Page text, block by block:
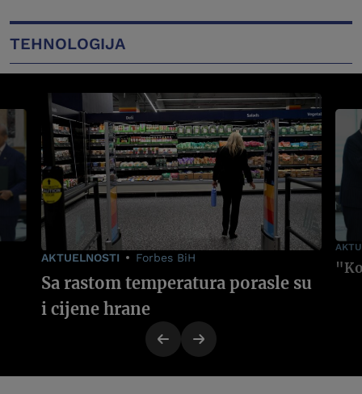
TEHNOLOGIJA
AKTUELNOSTI Forbes BiH
Sa rastom temperatura porasle su
i cijene hrane